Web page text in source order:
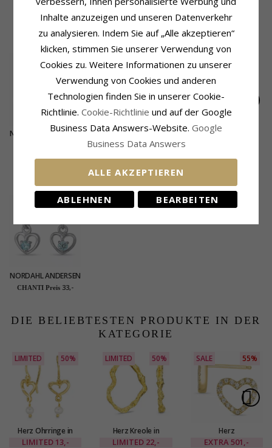
Lieferzeit: 4-5 Werktage
KUNDEN KAUFTEN AUCH
NORDAHL ANDERSEN
rosa Zirkon
Kleinen runden
grünen Bergkristall
CHANTI Preis 15,-
3 mm runden
KÜRZLICH ANGESEHENE PRODUKTE
NORDAHL ANDERSEN
Herz Ohrringe in
CHANTI Preis 33,-
DIE BELIEBTESTEN PRODUKTE IN DER
KATEGORIE
LIMITED 50%
Herz Ohrringe in
vergoldetes Messing
LIMITED 13,-
LIMITED 50%
Herz Kreole in
vergoldetes Messing
LIMITED 22,-
SALE 55%
Herz
Brillantohrringen in
EXTRA501,-
Inhalte anzuzeigen und unseren Datenverkehr
zu analysieren. Indem Sie auf „Alle akzeptieren“
klicken, stimmen Sie unserer Verwendung von
Cookies zu. Weitere Informationen zu unserer
Verwendung von Cookies und anderen
Technologien finden Sie in unserer Cookie-
Richtlinie. Cookie-Richtlinie und auf der Google
Business Data Answers-Website. Google
Business Data Answers
ALLE AKZEPTIEREN
ABLEHNEN BEARBEITEN